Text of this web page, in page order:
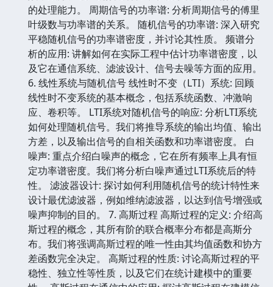
的处理能力。 周期信号的功率谱: 分析周期信号的傅里
叶级数与功率谱的关系。 随机信号的功率谱: 深入研究
平稳随机信号的功率谱密度，并讨论其性质。 频谱分
析的应用: 讲解如何在实际工程中估计功率谱密度，以
及它在通信系统、滤波设计、信号去噪等方面的应用。
6. 线性系统与随机信号 线性时不变（LTI）系统: 回顾
线性时不变系统的基本概念，包括系统函数、冲激响
应、卷积等。 LTI系统对随机信号的响应: 分析LTI系统
如何处理随机信号。我们将推导系统的输出均值、输出
方差，以及输出信号的自相关函数和功率谱密度。 白
噪声: 重点介绍白噪声的概念，它在所有频率上具有恒
定功率谱密度。我们将分析白噪声通过LTI系统后的特
性。 滤波器设计: 探讨如何利用随机信号的统计特性来
设计最优滤波器，例如维纳滤波器，以达到信号增强或
噪声抑制的目的。 7. 高斯过程 高斯过程的定义: 介绍高
斯过程的概念，其所有阶的联合概率分布都是高斯分
布。我们将强调高斯过程的唯一性由其均值函数和协方
差函数完全决定。 高斯过程的性质: 讨论高斯过程的平
稳性、独立性等性质，以及它们在统计建模中的重要